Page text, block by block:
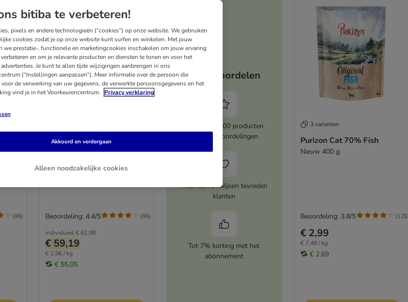
(86)
Smilla Adult Kidney Care
Kattenvoer
Dubbelpak: 2 x 10 kg
individueel € 61,98
€ 59,19
€ 2,96 / kg
€ 55,05
Beoordeling: 4.4/5 (86)
Jouw voordelen
Meer dan 8000 producten
met topbeoordelingen
Meer dan 1 miljoen tevreden
klanten
Tot 7% korting met het
abonnement
3 varianten
Purizon Cat 70% Fish
Nieuw 400 g
€ 2,99
€ 7,48 / kg
€ 2,69
Beoordeling: 3.8/5 (126
bitiba te verbeteren!
pixels en andere technologieën (“cookies”) op onze website. We gebruiken
cookies zodat je op onze website kunt surfen en winkelen. Met jouw
we prestatie-, functionele en marketingcookies inschakelen om jouw ervaring
en om je relevante producten en diensten te tonen en voor het
Je kunt te allen tijde wijzigingen aanbrengen in ons
(“Instellingen aanpassen”). Meer informatie over de persoon die
de verwerking van uw gegevens, de verwerkte persoonsgegevens en het
vind je in het Voorkeurencentrum.
Privacy verklaring
Alleen noodzakelijke cookies
Akkoord en verdergaan